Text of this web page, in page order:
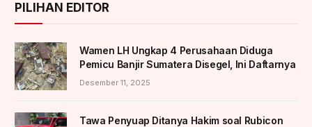
PILIHAN EDITOR
Wamen LH Ungkap 4 Perusahaan Diduga
Pemicu Banjir Sumatera Disegel, Ini Daftarnya
Desember 11, 2025
Tawa Penyuap Ditanya Hakim soal Rubicon